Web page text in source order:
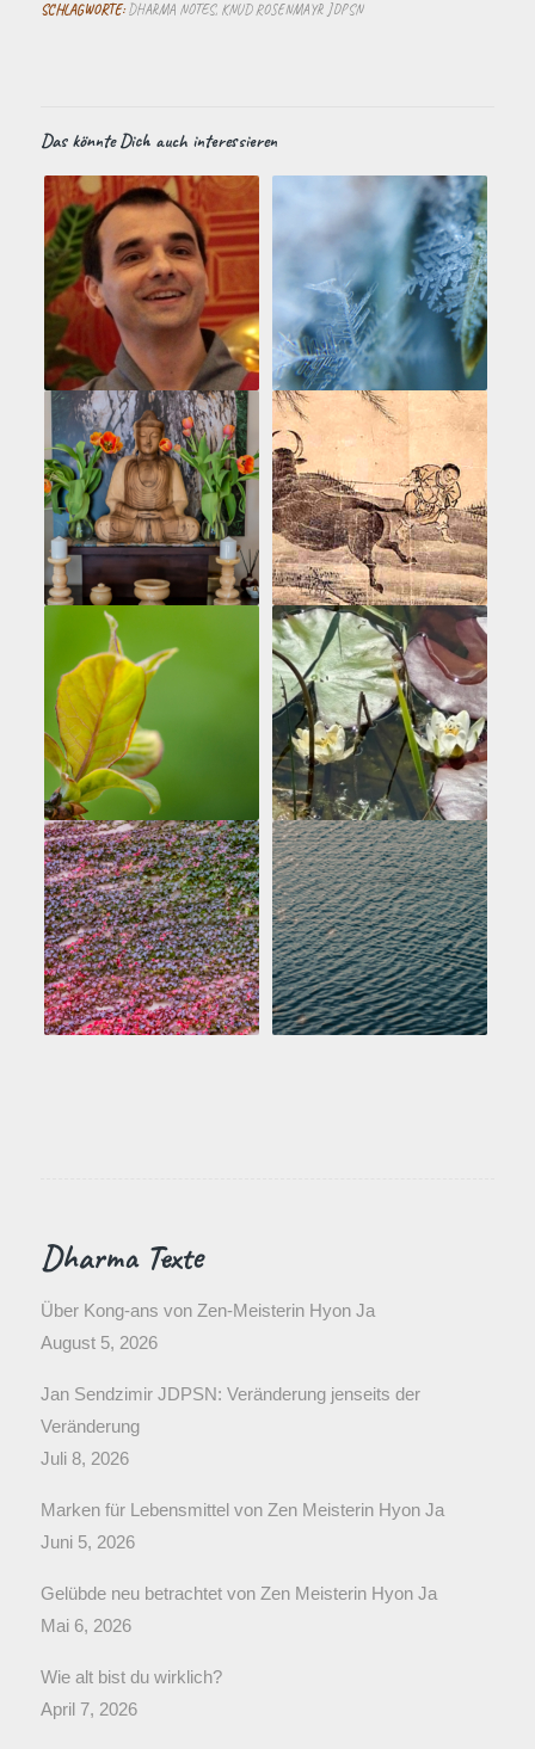
SCHLAGWORTE: DHARMA NOTES, KNUD ROSENMAYR JDPSN
Das könnte Dich auch interessieren
Dharma Texte
Über Kong-ans von Zen-Meisterin Hyon Ja
August 5, 2026
Jan Sendzimir JDPSN: Veränderung jenseits der
Veränderung
Juli 8, 2026
Marken für Lebensmittel von Zen Meisterin Hyon Ja
Juni 5, 2026
Gelübde neu betrachtet von Zen Meisterin Hyon Ja
Mai 6, 2026
Wie alt bist du wirklich?
April 7, 2026